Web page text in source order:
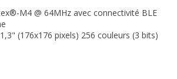
M4 @ 64MHz avec connectivité BLE
(176x176 pixels) 256 couleurs (3 bits)